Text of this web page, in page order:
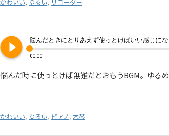
かわいい, ゆるい, リコーダー
play_circle_filled 悩んだときにとりあえず使っとけばいい感じにな
00:00
悩んだ時に使っとけば無難だとおもうBGM。ゆるめ
かわいい, ゆるい, ピアノ, 木琴